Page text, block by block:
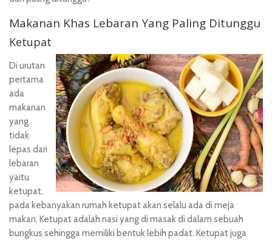
Makanan Khas Lebaran Yang Paling Ditunggu
Ketupat
Di urutan
pertama
ada
makanan
yang
tidak
lepas dari
lebaran
yaitu
ketupat,
pada kebanyakan rumah ketupat akan selalu ada di meja
makan. Ketupat adalah nasi yang di masak di dalam sebuah
bungkus sehingga memiliki bentuk lebih padat. Ketupat juga